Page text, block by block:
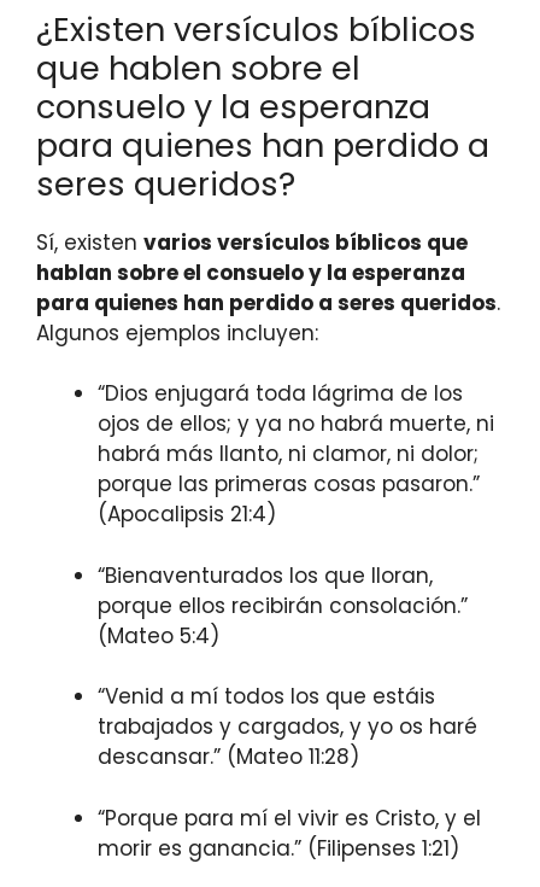
¿Existen versículos bíblicos
que hablen sobre el
consuelo y la esperanza
para quienes han perdido a
seres queridos?
Sí, existen varios versículos bíblicos que
hablan sobre el consuelo y la esperanza
para quienes han perdido a seres queridos.
Algunos ejemplos incluyen:
“Dios enjugará toda lágrima de los
ojos de ellos; y ya no habrá muerte, ni
habrá más llanto, ni clamor, ni dolor;
porque las primeras cosas pasaron.”
(Apocalipsis 21:4)
“Bienaventurados los que lloran,
porque ellos recibirán consolación.”
(Mateo 5:4)
“Venid a mí todos los que estáis
trabajados y cargados, y yo os haré
descansar.” (Mateo 11:28)
“Porque para mí el vivir es Cristo, y el
morir es ganancia.” (Filipenses 1:21)